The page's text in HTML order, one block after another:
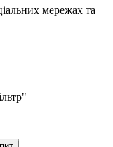
мережах та